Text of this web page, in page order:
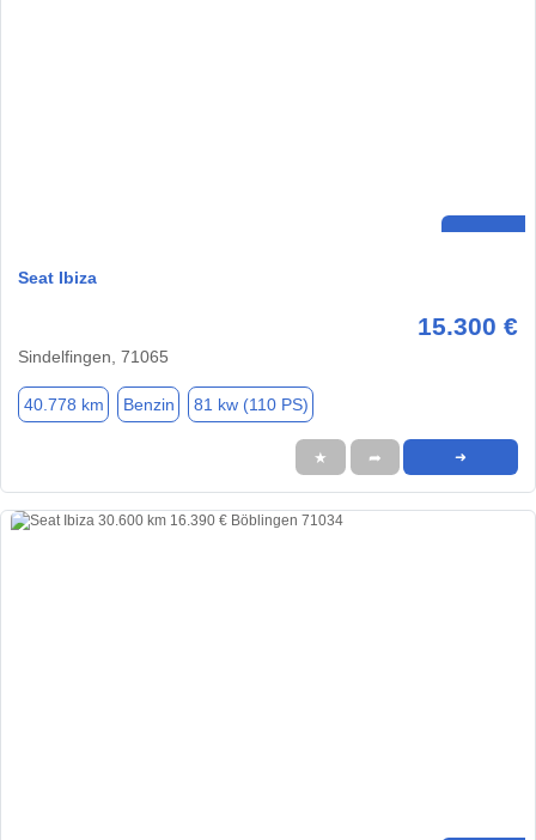
Seat Ibiza
15.300 €
Sindelfingen, 71065
40.778 km Benzin 81 kw (110 PS)
★ ➦ ➜